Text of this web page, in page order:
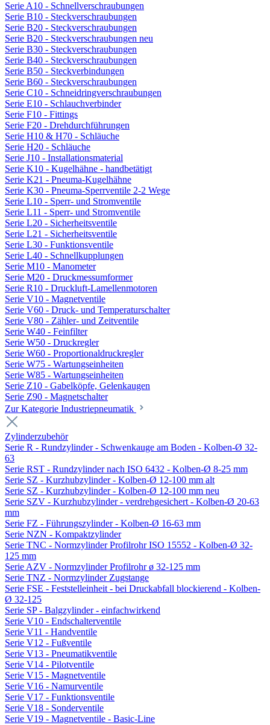
Serie A10 - Schnellverschraubungen
Serie B10 - Steckverschraubungen
Serie B20 - Steckverschraubungen
Serie B20 - Steckverschraubungen neu
Serie B30 - Steckverschraubungen
Serie B40 - Steckverschraubungen
Serie B50 - Steckverbindungen
Serie B60 - Steckverschraubungen
Serie C10 - Schneidringverschraubungen
Serie E10 - Schlauchverbinder
Serie F10 - Fittings
Serie F20 - Drehdurchführungen
Serie H10 & H70 - Schläuche
Serie H20 - Schläuche
Serie J10 - Installationsmaterial
Serie K10 - Kugelhähne - handbetätigt
Serie K21 - Pneuma-Kugelhähne
Serie K30 - Pneuma-Sperrventile 2-2 Wege
Serie L10 - Sperr- und Stromventile
Serie L11 - Sperr- und Stromventile
Serie L20 - Sicherheitsventile
Serie L21 - Sicherheitsventile
Serie L30 - Funktionsventile
Serie L40 - Schnellkupplungen
Serie M10 - Manometer
Serie M20 - Druckmessumformer
Serie R10 - Druckluft-Lamellenmotoren
Serie V10 - Magnetventile
Serie V60 - Druck- und Temperaturschalter
Serie V80 - Zähler- und Zeitventile
Serie W40 - Feinfilter
Serie W50 - Druckregler
Serie W60 - Proportionaldruckregler
Serie W75 - Wartungseinheiten
Serie W85 - Wartungseinheiten
Serie Z10 - Gabelköpfe, Gelenkaugen
Serie Z90 - Magnetschalter
Zur Kategorie Industriepneumatik
Zylinderzubehör
Serie R - Rundzylinder - Schwenkauge am Boden - Kolben-Ø 32-
63
Serie RST - Rundzylinder nach ISO 6432 - Kolben-Ø 8-25 mm
Serie SZ - Kurzhubzylinder - Kolben-Ø 12-100 mm alt
Serie SZ - Kurzhubzylinder - Kolben-Ø 12-100 mm neu
Serie SZV - Kurzhubzylinder - verdrehgesichert - Kolben-Ø 20-63
mm
Serie FZ - Führungszylinder - Kolben-Ø 16-63 mm
Serie NZN - Kompaktzylinder
Serie TNC - Normzylinder Profilrohr ISO 15552 - Kolben-Ø 32-
125 mm
Serie AZV - Normzylinder Profilrohr ø 32-125 mm
Serie TNZ - Normzylinder Zugstange
Serie FSE - Feststelleinheit - bei Druckabfall blockierend - Kolben-
Ø 32-125
Serie SP - Balgzylinder - einfachwirkend
Serie V10 - Endschalterventile
Serie V11 - Handventile
Serie V12 - Fußventile
Serie V13 - Pneumatikventile
Serie V14 - Pilotventile
Serie V15 - Magnetventile
Serie V16 - Namurventile
Serie V17 - Funktionsventile
Serie V18 - Sonderventile
Serie V19 - Magnetventile - Basic-Line